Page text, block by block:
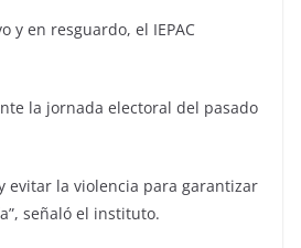
y en resguardo, el IEPAC
la jornada electoral del pasado
evitar la violencia para garantizar
señaló el instituto.